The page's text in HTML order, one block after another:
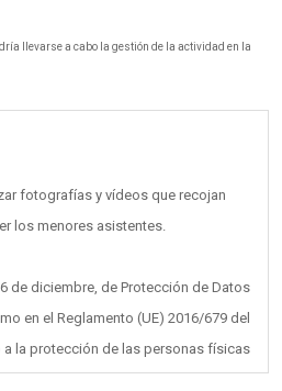
llevarse a cabo la gestión de la actividad en la
fotografías y vídeos que recojan
los menores asistentes.
de diciembre, de Protección de Datos
en el Reglamento (UE) 2016/679 del
a la protección de las personas físicas
de estos datos, SARGA le